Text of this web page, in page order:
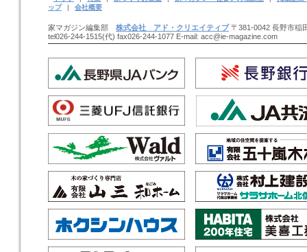
ップ
| 会社概要
家マガジン編集部 株式会社 アド・クリエイティブ〒381-0042 長野市稲
tel026-244-1515(代) fax026-244-1077 E-mail: acc@ie-magazine.com